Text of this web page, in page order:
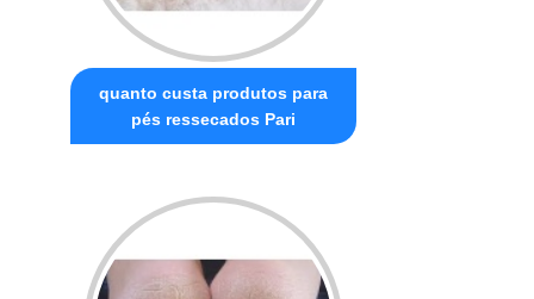
quanto custa produtos para
pés ressecados Pari